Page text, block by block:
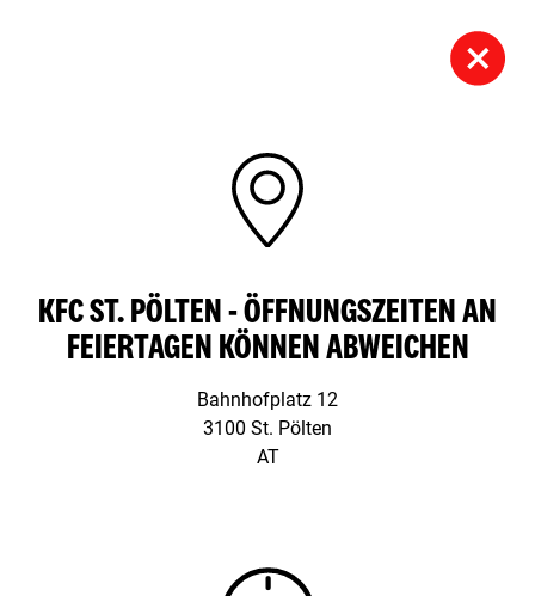
KFC ST. PÖLTEN - ÖFFNUNGSZEITEN AN
FEIERTAGEN KÖNNEN ABWEICHEN
Bahnhofplatz 12
3100 St. Pölten
AT
Schloßhofer Straße 3,